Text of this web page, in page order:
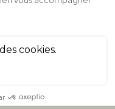
050 92 00 74